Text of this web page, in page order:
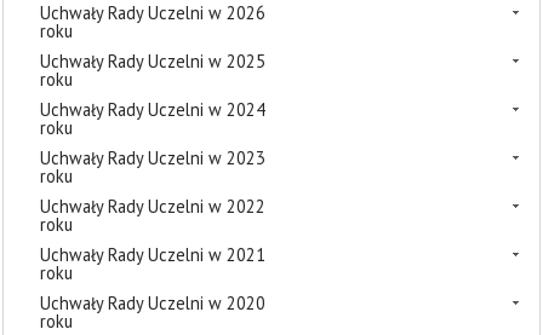
Uchwały Rady Uczelni w 2026
roku
Uchwały Rady Uczelni w 2025
roku
Uchwały Rady Uczelni w 2024
roku
Uchwały Rady Uczelni w 2023
roku
Uchwały Rady Uczelni w 2022
roku
Uchwały Rady Uczelni w 2021
roku
Uchwały Rady Uczelni w 2020
roku